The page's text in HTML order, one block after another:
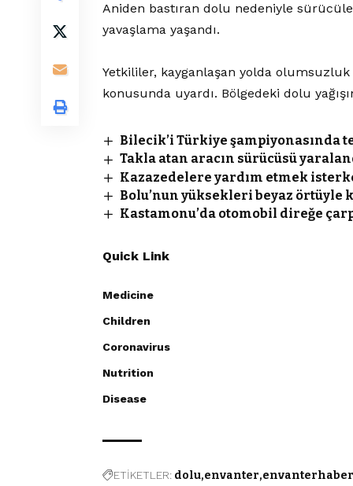
Aniden bastıran dolu nedeniyle
yavaşlama yaşandı.
Yetkililer, kayganlaşan yolda
konusunda uyardı. Bölgedeki dolu
Bilecik’i Türkiye şampiyonasında
Takla atan aracın sürücüsü
Kazazedelere yardım etmek
Bolu’nun yüksekleri beyaz örtüyle
Kastamonu’da otomobil direğe
Quick Link
Medicine
Children
Coronavirus
Nutrition
Disease
ETİKETLER: dolu envanter envanterhaber